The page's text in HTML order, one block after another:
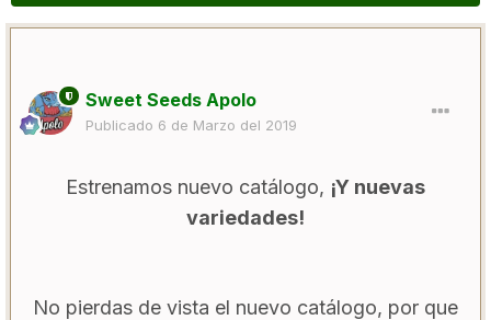
Sweet Seeds Apolo
Publicado 6 de Marzo del 2019
Estrenamos nuevo catálogo, ¡Y nuevas
variedades!
No pierdas de vista el nuevo catálogo, por que